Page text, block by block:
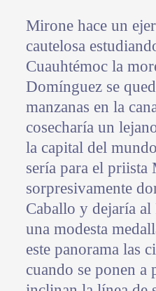
Mirone hace un
cautelosa
Cuauhtémoc la
Domínguez se
manzanas en la
cosecharía un
la capital del
sería para el priista
sorpresivamente
Caballo y dejaría
una modesta
este panorama las
cuando se ponen a